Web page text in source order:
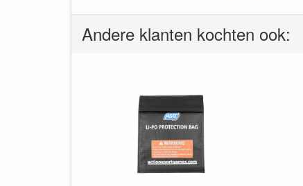
Andere klanten kochten ook: